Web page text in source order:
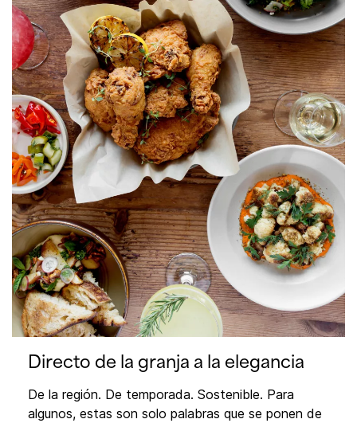
Directo de la granja a la elegancia
De la región. De temporada. Sostenible. Para
algunos, estas son solo palabras que se ponen de